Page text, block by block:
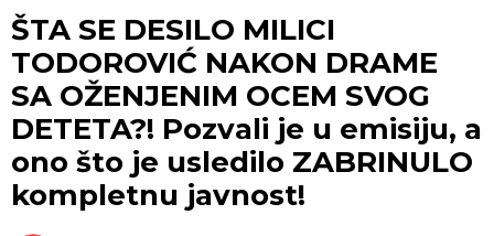
ŠTA SE DESILO MILICI
TODOROVIĆ NAKON DRAME
SA OŽENJENIM OCEM SVOG
DETETA?! Pozvali je u emisiju, a
ono što je usledilo ZABRINULO
kompletnu javnost!